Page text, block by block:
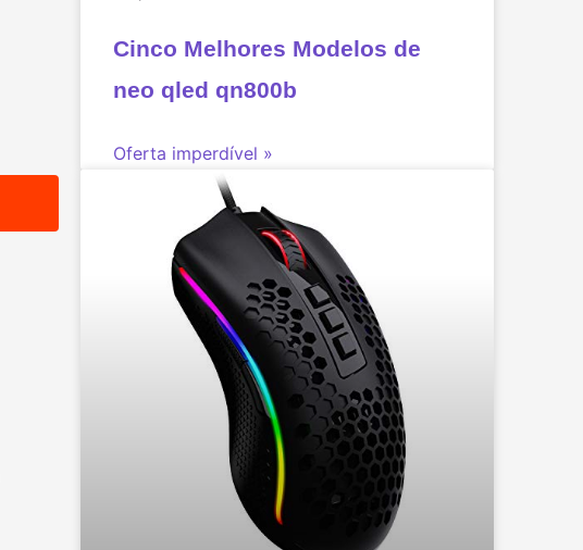
Cinco Melhores Modelos de
neo qled qn800b
Oferta imperdível »